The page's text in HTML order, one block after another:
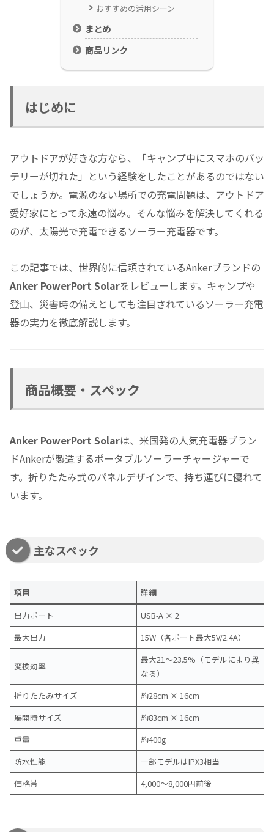
おすすめの活用シーン
まとめ
商品リンク
はじめに
アウトドアが好きな方なら、「キャンプ中にスマホのバッ
テリーが切れた」という経験をしたことがあるのではない
でしょうか。電源のない場所での充電問題は、アウトドア
愛好家にとって永遠の悩み。そんな悩みを解決してくれる
のが、太陽光で充電できるソーラー充電器です。
この記事では、世界的に信頼されているAnkerブランドの
Anker PowerPort Solarをレビューします。キャンプや
登山、災害時の備えとしても注目されているソーラー充電
器の実力を徹底解説します。
商品概要・スペック
Anker PowerPort Solarは、米国発の人気充電器ブラン
ドAnkerが製造するポータブルソーラーチャージャーで
す。折りたたみ式のパネルデザインで、持ち運びに優れて
います。
主なスペック
項目
詳細
出力ポート
USB-A × 2
最大出力
15W（各ポート最大5V/2.4A）
変換効率
最大21〜23.5%（モデルにより異
なる）
折りたたみサイズ
約28cm × 16cm
展開時サイズ
約83cm × 16cm
重量
約400g
防水性能
一部モデルはIPX3相当
価格帯
4,000〜8,000円前後